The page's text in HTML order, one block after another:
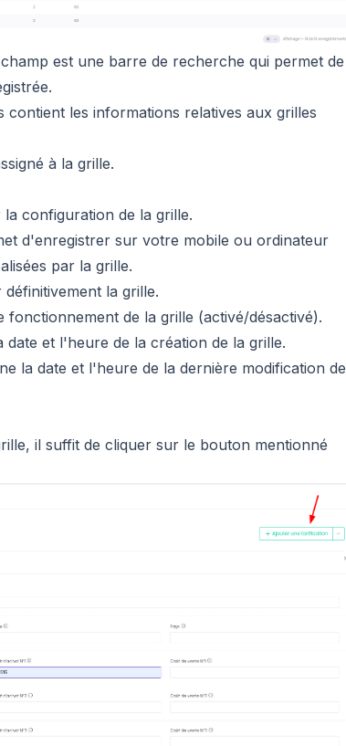
est une barre de recherche qui permet de
contient les informations relatives aux grilles
à la grille.
configuration de la grille.
d'enregistrer sur votre mobile ou ordinateur
par la grille.
la grille.
fonctionnement de la grille (activé/désactivé).
date et l'heure de la création de la grille.
la date et l'heure de la dernière modification de
il suffit de cliquer sur le bouton mentionné